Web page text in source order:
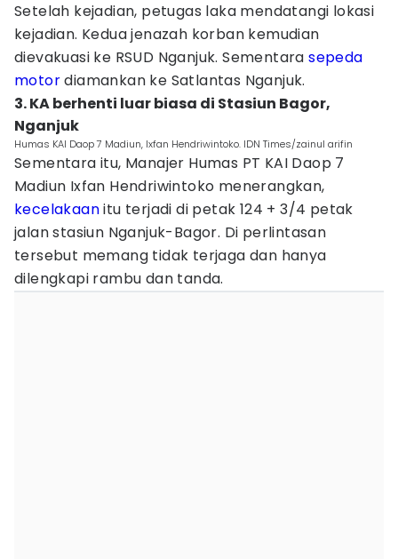
Setelah kejadian, petugas laka mendatangi lokasi
kejadian. Kedua jenazah korban kemudian
dievakuasi ke RSUD Nganjuk. Sementarasepeda
motordiamankan ke Satlantas Nganjuk.
3. KA berhenti luar biasa di Stasiun Bagor,
Nganjuk
Humas KAI Daop 7 Madiun, Ixfan Hendriwintoko. IDN Times/zainul arifin
Sementara itu, Manajer Humas PT KAI Daop 7
Madiun Ixfan Hendriwintoko menerangkan,
kecelakaanitu terjadi di petak 124 + 3/4 petak
jalan stasiun Nganjuk-Bagor. Di perlintasan
tersebut memang tidak terjaga dan hanya
dilengkapi rambu dan tanda.